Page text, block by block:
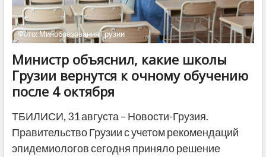
Фото: Минобразования Грузии
Министр объяснил, какие школы
Грузии вернутся к очному обучению
после 4 октября
ТБИЛИСИ, 31 августа – Новости-Грузия.
Правительство Грузии с учетом рекомендаций
эпидемиологов сегодня приняло решение